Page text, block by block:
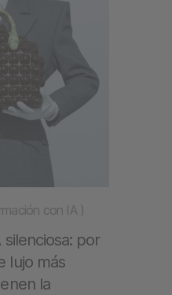
con IA )
silenciosa: por
lujo más
la